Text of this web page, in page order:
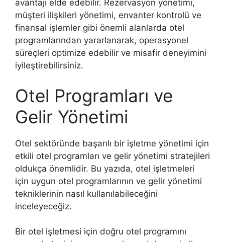
avantajı elde edebilir. Rezervasyon yönetimi,
müşteri ilişkileri yönetimi, envanter kontrolü ve
finansal işlemler gibi önemli alanlarda otel
programlarından yararlanarak, operasyonel
süreçleri optimize edebilir ve misafir deneyimini
iyileştirebilirsiniz.
Otel Programları ve
Gelir Yönetimi
Otel sektöründe başarılı bir işletme yönetimi için
etkili otel programları ve gelir yönetimi stratejileri
oldukça önemlidir. Bu yazıda, otel işletmeleri
için uygun otel programlarının ve gelir yönetimi
tekniklerinin nasıl kullanılabileceğini
inceleyeceğiz.
Bir otel işletmesi için doğru otel programını